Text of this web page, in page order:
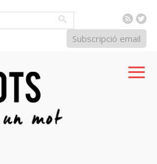
RSS
Subscripció email